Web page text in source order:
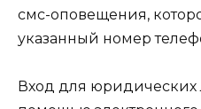
смс-оповещения,
указанный номер
Вход для юридических